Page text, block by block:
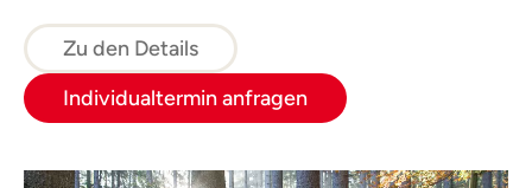
entzünden wir ein Feuer im Schnee und
genießen die wohlige Wärme bei einer Tasse
Tee.
Zu den Details
Individualtermin anfragen